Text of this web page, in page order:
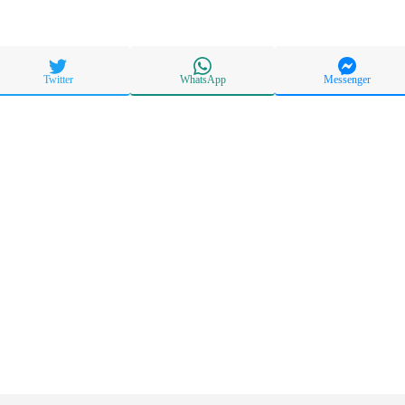
Messenger
WhatsApp
Twitter